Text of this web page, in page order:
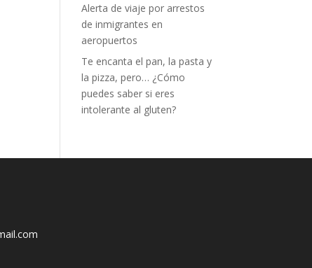
Alerta de viaje por arrestos
de inmigrantes en
aeropuertos
Te encanta el pan, la pasta y
la pizza, pero… ¿Cómo
puedes saber si eres
intolerante al gluten?